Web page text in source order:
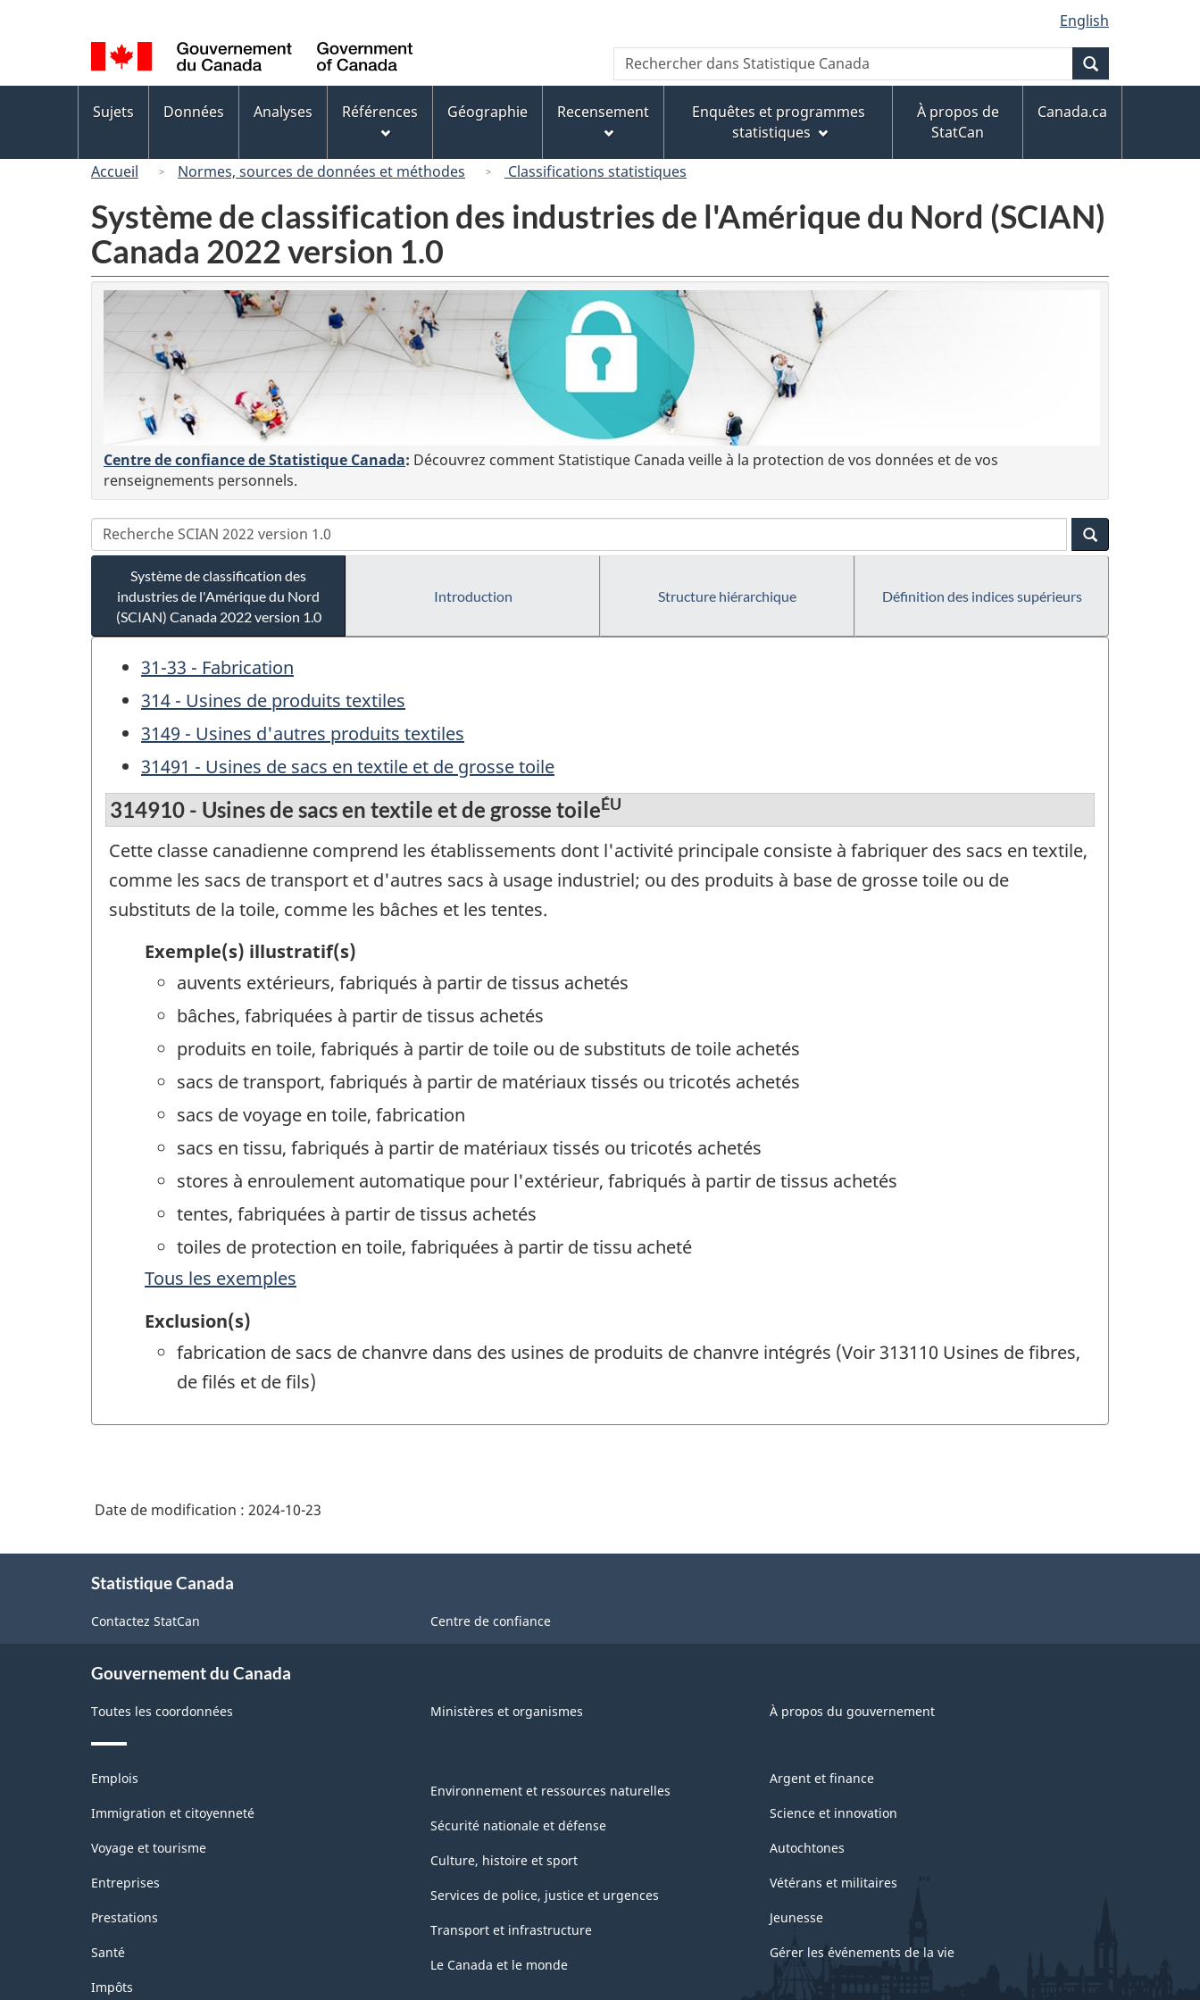
au
contenu
principal
« À
propos
de
ce
version
HTML
simplifiée
de
la
langue
English
Canada
Recherche
Rechercher
dans
Canada
des
Sujets Données Analyses Références Géographie Recensement
Enquêtes et programmes
statistiques
À propos de
StatCan
Canada.ca
Accueil Normes, sources de données et méthodes Classifications statistiques
Système de classification des industries de l'Amérique du Nord (SCIAN)
Canada 2022 version 1.0
Centre de confiance de Statistique Canada: Découvrez comment Statistique Canada veille à la protection de vos données et de vos
renseignements personnels.
Système de classification des
industries de l'Amérique du Nord
(SCIAN) Canada 2022 version 1.0
Introduction Structure hiérarchique Définition des indices supérieurs
31-33 - Fabrication
314 - Usines de produits textiles
3149 - Usines d'autres produits textiles
31491 - Usines de sacs en textile et de grosse toile
314910 - Usines de sacs en textile et de grosse toileÉU
Cette classe canadienne comprend les établissements dont l'activité principale consiste à fabriquer des sacs en textile,
comme les sacs de transport et d'autres sacs à usage industriel; ou des produits à base de grosse toile ou de
substituts de la toile, comme les bâches et les tentes.
Exemple(s) illustratif(s)
auvents extérieurs, fabriqués à partir de tissus achetés
bâches, fabriquées à partir de tissus achetés
produits en toile, fabriqués à partir de toile ou de substituts de toile achetés
sacs de transport, fabriqués à partir de matériaux tissés ou tricotés achetés
sacs de voyage en toile, fabrication
sacs en tissu, fabriqués à partir de matériaux tissés ou tricotés achetés
stores à enroulement automatique pour l'extérieur, fabriqués à partir de tissus achetés
tentes, fabriquées à partir de tissus achetés
toiles de protection en toile, fabriquées à partir de tissu acheté
Tous les exemples
Exclusion(s)
fabrication de sacs de chanvre dans des usines de produits de chanvre intégrés (Voir 313110 Usines de fibres,
de filés et de fils)
Date de modification : 2024-10-23
Statistique Canada
Contactez StatCan Centre de confiance
Gouvernement du Canada
Toutes les coordonnées Ministères et organismes À propos du gouvernement
Thèmes
sujets
Emplois
Immigration et citoyenneté
Voyage et tourisme
Entreprises
Prestations
Santé
Impôts
Environnement et ressources naturelles
Sécurité nationale et défense
Culture, histoire et sport
Services de police, justice et urgences
Transport et infrastructure
Le Canada et le monde
Argent et finance
Science et innovation
Autochtones
Vétérans et militaires
Jeunesse
Gérer les événements de la vie